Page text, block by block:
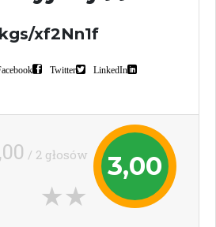
xf2Nn1f
Twitter LinkedIn
3,00
/ 2 głosów